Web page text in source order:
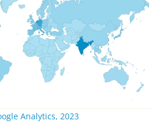
Analytics, 2023